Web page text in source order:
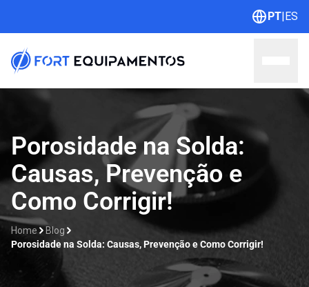
PT|ES
Home
Sobre nós
Linhas
Outlet
Contato
Porosidade na Solda:
Causas, Prevenção e
Como Corrigir!
Home
Blog
Porosidade na Solda: Causas, Prevenção e Como Corrigir!